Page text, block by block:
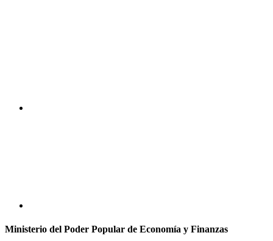
Ministerio del Poder Popular de Economía y Finanzas